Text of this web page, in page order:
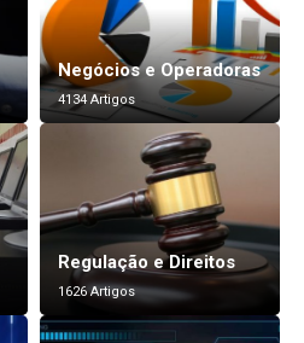
Negócios e Operadoras
4134 Artigos
Regulação e Direitos
1626 Artigos